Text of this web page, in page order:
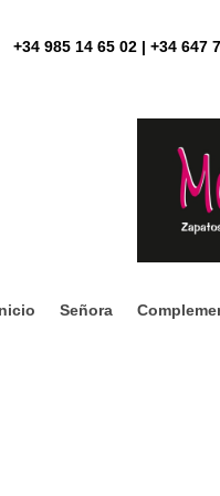
+34 985 14 65 02 | +34
Señora